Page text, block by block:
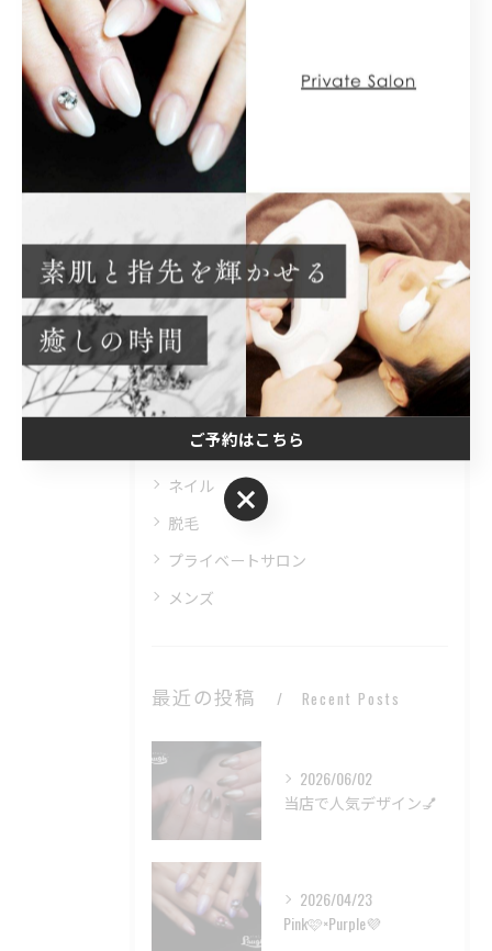
< 前のページ 一覧に戻る
関連タグ
#角質ケア
#エアジェル
#福祉ネイル
カテゴリー Categories
全てのカテゴリー
巻爪
ネイル
脱毛
プライベートサロン
メンズ
最近の投稿 Recent Posts
2026/06/02
当店で人気デザイン💅
2026/04/23
Pink🩷×Purple💜
ご予約はこちら
ご予約はこちら